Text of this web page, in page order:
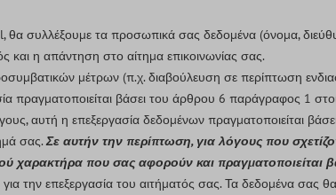
θα συλλέξουμε τα προσωπικά σας δεδομένα (όνομα,
και η απάντηση στο αίτημα επικοινωνίας σας.
μέτρων (π.χ. διαβούλευση σε περίπτωση
πραγματοποιείται βάσει του άρθρου 6 παράγραφος 1
αυτή η επεξεργασία δεδομένων πραγματοποιείται
σας.Σε αυτήν την περίπτωση, για λόγους που
που σας αφορούν και πραγματοποιείται
την επεξεργασία του αιτήματός σας. Τα δεδομένα σας